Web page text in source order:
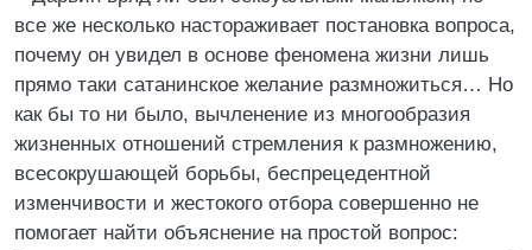
все же несколько настораживает постановка вопроса,
почему он увидел в основе феномена жизни лишь
прямо таки сатанинское желание размножиться… Но
как бы то ни было, вычленение из многообразия
жизненных отношений стремления к размножению,
всесокрушающей борьбы, беспрецедентной
изменчивости и жестокого отбора совершенно не
помогает найти объяснение на простой вопрос: